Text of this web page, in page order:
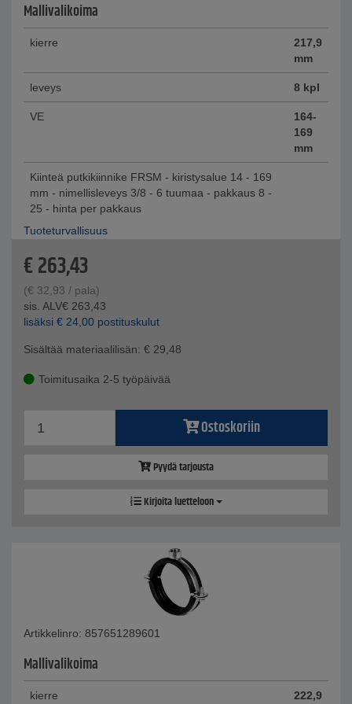
Mallivalikoima
kierre
217,9
mm
leveys 8 kpl
VE
164-
169
mm
Kiinteä putkikiinnike FRSM - kiristysalue 14 - 169
mm - nimellisleveys 3/8 - 6 tuumaa - pakkaus 8 -
25 - hinta per pakkaus
Tuoteturvallisuus
€263,43
(€ 32,93 / pala)
sis. ALV€ 263,43
lisäksi € 24,00 postituskulut
Sisältää materiaalilisän: € 29,48
Toimitusaika 2-5 työpäivää
Ostoskoriin
Pyydä tarjousta
Kirjoita luetteloon
Artikkelinro: 857651289601
Mallivalikoima
kierre
222,9